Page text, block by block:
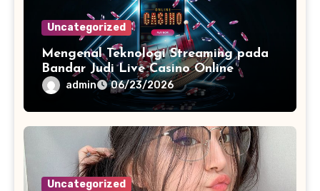
Uncategorized
Mengenal Teknologi Streaming pada
Bandar Judi Live Casino Online
admin 06/23/2026
Uncategorized